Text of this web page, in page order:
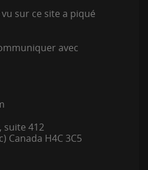
sur ce site a piqué
avec
suite 412
Canada H4C 3C5